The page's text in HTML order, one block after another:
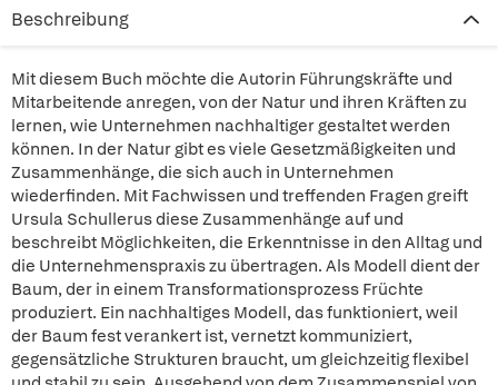
Beschreibung
Mit diesem Buch möchte die Autorin Führungskräfte und
Mitarbeitende anregen, von der Natur und ihren Kräften zu
lernen, wie Unternehmen nachhaltiger gestaltet werden
können. In der Natur gibt es viele Gesetzmäßigkeiten und
Zusammenhänge, die sich auch in Unternehmen
wiederfinden. Mit Fachwissen und treffenden Fragen greift
Ursula Schullerus diese Zusammenhänge auf und
beschreibt Möglichkeiten, die Erkenntnisse in den Alltag und
die Unternehmenspraxis zu übertragen. Als Modell dient der
Baum, der in einem Transformationsprozess Früchte
produziert. Ein nachhaltiges Modell, das funktioniert, weil
der Baum fest verankert ist, vernetzt kommuniziert,
gegensätzliche Strukturen braucht, um gleichzeitig flexibel